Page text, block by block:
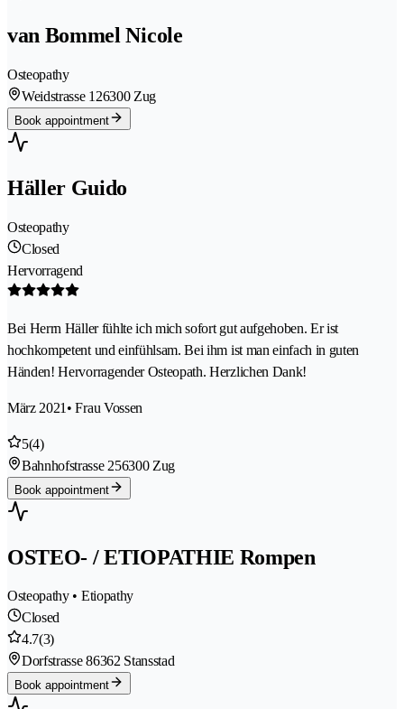
van Bommel Nicole
Osteopathy
Weidstrasse 126300 Zug
Book appointment
Häller Guido
Osteopathy
Closed
Hervorragend
Bei Herrn Häller fühlte ich mich sofort gut aufgehoben. Er ist
hochkompetent und einfühlsam. Bei ihm ist man einfach in guten
Händen! Hervorragender Osteopath. Herzlichen Dank!
März 2021 • Frau Vossen
5(4)
Bahnhofstrasse 256300 Zug
Book appointment
OSTEO- / ETIOPATHIE Rompen
Osteopathy • Etiopathy
Closed
4.7(3)
Dorfstrasse 86362 Stansstad
Book appointment